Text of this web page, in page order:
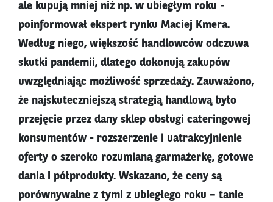
ale kupują mniej niż np. w ubiegłym roku -
poinformował ekspert rynku Maciej Kmera.
Według niego, większość handlowców odczuwa
skutki pandemii, dlatego dokonują zakupów
uwzględniając możliwość sprzedaży. Zauważono,
że najskuteczniejszą strategią handlową było
przejęcie przez dany sklep obsługi cateringowej
konsumentów - rozszerzenie i uatrakcyjnienie
oferty o szeroko rozumianą garmażerkę, gotowe
dania i półprodukty. Wskazano, że ceny są
porównywalne z tymi z ubiegłego roku – tanie